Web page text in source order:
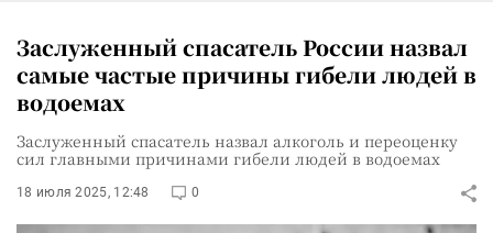
Заслуженный спасатель России назвал
самые частые причины гибели людей в
водоемах
Заслуженный спасатель назвал алкоголь и переоценку
сил главными причинами гибели людей в водоемах
18 июля 2025, 12:48 0